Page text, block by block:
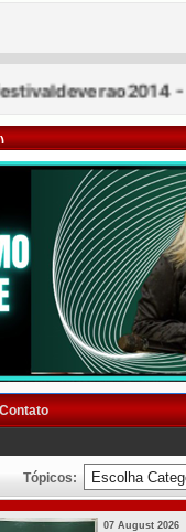
Contato
Tópicos:
07 August 2026